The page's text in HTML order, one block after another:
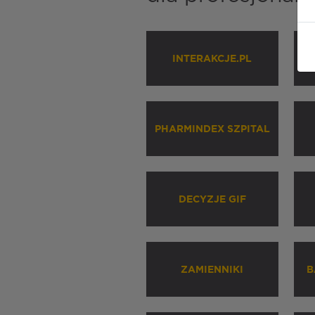
INTERAKCJE.PL
PHARMINDEX SZPITAL
DECYZJE GIF
ZAMIENNIKI